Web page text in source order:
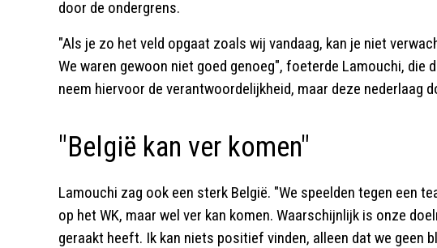
door de ondergrens.
"Als je zo het veld opgaat zoals wij vandaag, kan je niet
We waren gewoon niet goed genoeg", foeterde Lamouchi, die
neem hiervoor de verantwoordelijkheid, maar deze nederlaag
"België kan ver komen"
Lamouchi zag ook een sterk België. "We speelden tegen een
op het WK, maar wel ver kan komen. Waarschijnlijk is onze
geraakt heeft. Ik kan niets positief vinden, alleen dat we geen